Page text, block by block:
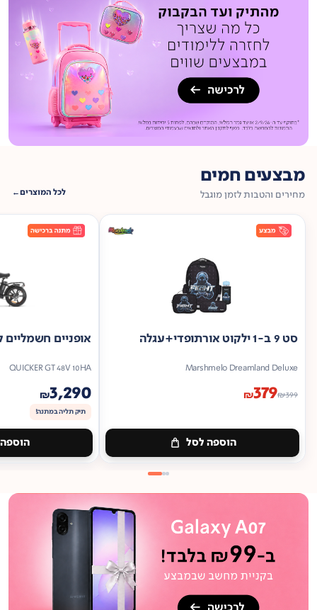
מבצעים חמים
מחירים והטבות לזמן מוגבל לכל המוצרים
סט 9 ב-1 ילקוט אורתופדי+עגלה
Marshmelo Dreamland Deluxe
₪399
₪379
הוספה לסל
אופניים חשמליים
QUICKER GT 48V 10HA
₪3,290
תיק תליה במתנה!